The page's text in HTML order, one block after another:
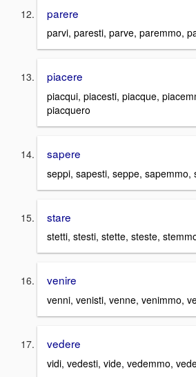
parere
parvi, paresti, parve, paremmo,
piacere
piacqui, piacesti, piacque,
piacquero
sapere
seppi, sapesti, seppe, sapemmo,
stare
stetti, stesti, stette, steste,
venire
venni, venisti, venne, venimmo,
vedere
vidi, vedesti, vide, vedemmo,